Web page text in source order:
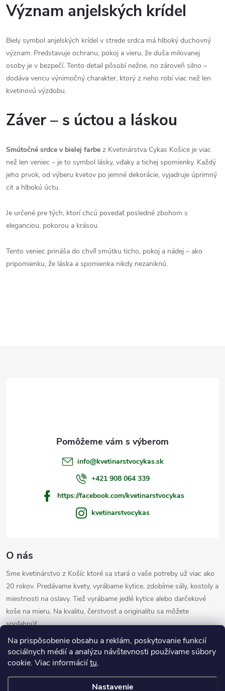
Na prispôsobenie obsahu a reklám, poskytovanie funkcií
sociálnych médií a analýzu návštevnosti používame súbory
cookie. Viac informáciítu.
Nastavenie
Význam anjelských krídel
Biely symbol anjelských krídel v strede srdca má hlboký duchovný
význam. Predstavuje ochranu, pokoj a vieru, že duša milovanej
osoby je v bezpečí. Tento detail pôsobí nežne, no zároveň silno –
dodáva vencu výnimočný charakter, ktorý z neho robí viac než len
kvetinovú výzdobu.
Záver – s úctou a láskou
Smútočné srdce v bielej farbe z Kvetinárstva Cykas Košice je viac
než len veniec – je to symbol lásky, vďaky a tichej spomienky. Každý
jeho prvok, od výberu kvetov po jemné dekorácie, vyjadruje úprimný
cit a hlbokú úctu.
Je určené pre tých, ktorí chcú povedať posledné zbohom s
eleganciou, pokorou a krásou.
Tento veniec prináša do chvíľ smútku ticho, pokoj a nádej – ako
pripomienku, že láska a spomienka nikdy nezaniknú.
O nás
Sme kvetinárstvo z Košíc ktoré sa stará o vaše potreby už viac ako
20 rokov. Predávame kvety, vyrábame kytice, zdobíme sály, kostoly a
miestnosti na oslavy. Tiež vyrábame jedlé kytice alebo darčekové
koše na mieru. Na kvalitu, čerstvosť a originalitu sa môžete
spoľahnúť.
Informácie pre vás
Užitočné odkazy
info@kvetinarstvocykas.sk
+421 908 064 339
https://facebook.com/kvetinarstvocykas
kvetinarstvocykas